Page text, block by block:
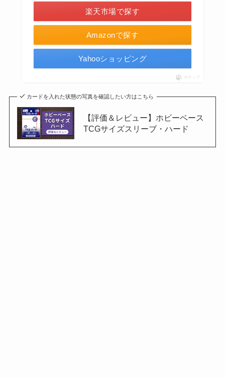
Amazonで探す
楽天市場で探す
Yahooショッピング
ポチップ
カードを入れた状態の写真を確認したい方はこちら
【評価＆レビュー】ホビーベース
TCGサイズスリーブ・ハード